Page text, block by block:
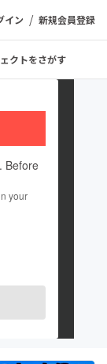
イン / 新規会員登録
クトをさがす
Before
your